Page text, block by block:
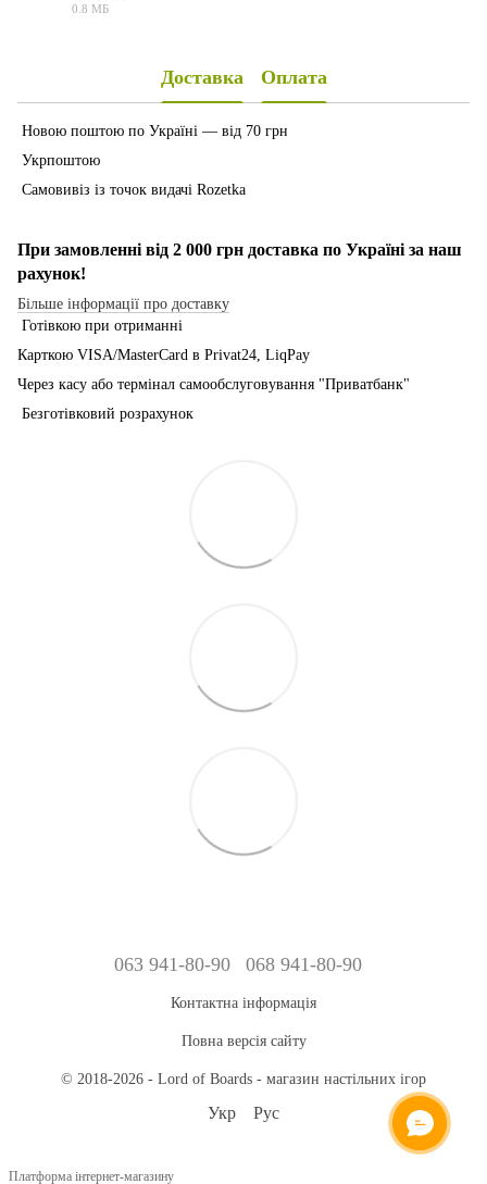
0.8 МБ
Доставка Оплата
Новою поштою по Україні — від 70 грн
Укрпоштою
Самовивіз із точок видачі Rozetka
При замовленні від 2 000 грн доставка по Україні за наш
рахунок!
Більше інформації про доставку
Готівкою при отриманні
Карткою VISA/MasterCard в Рrivat24, LiqPay
Через касу або термінал самообслуговування "Приватбанк"
Безготівковий розрахунок
063 941-80-90 068 941-80-90
Контактна інформація
Повна версія сайту
© 2018-2026 - Lord of Boards - магазин настільних ігор
Укр Рус
Платформа інтернет-магазину
ОНЛАЙН ЧАТ